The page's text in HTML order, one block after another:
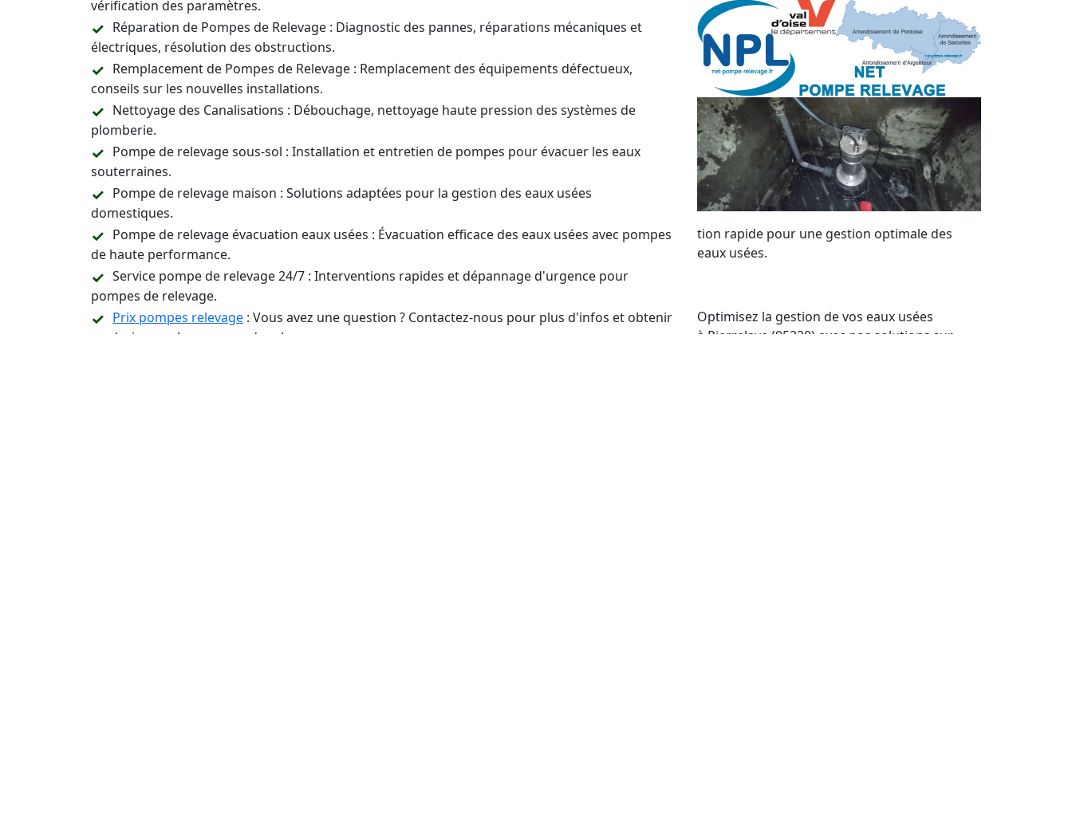
vérification des paramètres.
Réparation de Pompes de Relevage : Diagnostic des pannes, réparations mécaniques et
électriques, résolution des obstructions.
Remplacement de Pompes de Relevage : Remplacement des équipements défectueux,
conseils sur les nouvelles installations.
Nettoyage des Canalisations : Débouchage, nettoyage haute pression des systèmes de
plomberie.
Pompe de relevage sous-sol : Installation et entretien de pompes pour évacuer les eaux
souterraines.
Pompe de relevage maison : Solutions adaptées pour la gestion des eaux usées
domestiques.
Pompe de relevage évacuation eaux usées : Évacuation efficace des eaux usées avec pompes
de haute performance.
Service pompe de relevage 24/7 : Interventions rapides et dépannage d'urgence pour
pompes de relevage.
Prix pompes relevage : Vous avez une question ? Contactez-nous pour plus d'infos et obtenir
un devis pour les pompes de relevage.
tion rapide pour une gestion optimale des
eaux usées.
Optimisez la gestion de vos eaux usées
à Pierrelaye (95220) avec nos solutions sur